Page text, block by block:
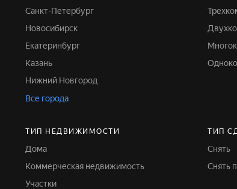
Санкт-Петербург
Новосибирск
Екатеринбург
Казань
Нижний Новгород
Все города
ТИП НЕДВИЖИМОСТИ
Дома
Коммерческая недвижимость
Участки
ТИП
Снять
Снять